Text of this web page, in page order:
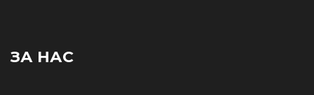
ЗА НАС